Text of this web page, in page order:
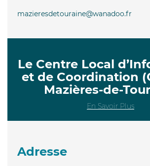
mazieresdetouraine@wanadoo.fr
Le Centre Local
et de Coordination
Mazières-de-
En Savoir Plus
Adresse